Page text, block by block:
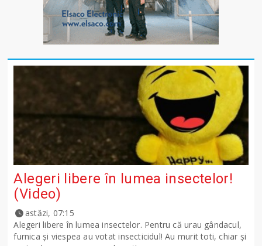
Alegeri libere în lumea insectelor!
(Video)
astăzi, 07:15
Alegeri libere în lumea insectelor. Pentru că urau gândacul,
furnica și viespea au votat insecticidul! Au murit toti, chiar și